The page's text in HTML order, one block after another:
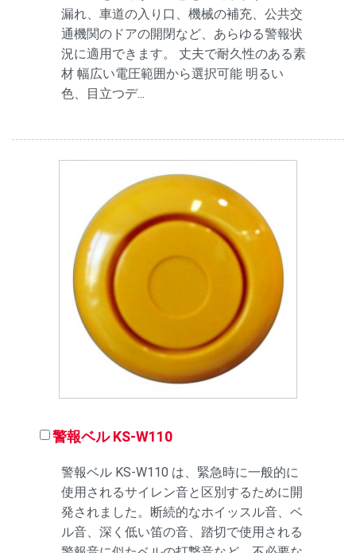
漏れ、車道の入り口、機械の補充、公共交
通機関のドアの開閉など、あらゆる警報状
況に適用できます。 丈夫で耐久性のある素
材 幅広い電圧範囲から選択可能 明るい
色、目立つデ...
警報ベル KS-W110
警報ベル KS-W110 は、緊急時に一般的に
使用されるサイレン音と区別するために開
発されました。断続的なホイッスル音、ベ
ル音、深く低い笛の音、踏切で使用される